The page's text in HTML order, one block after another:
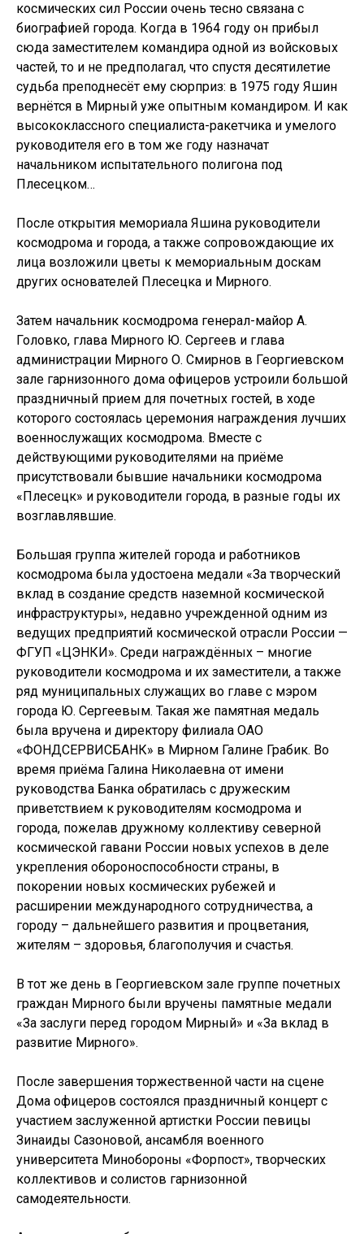
космических сил России очень тесно связана с
биографией города. Когда в 1964 году он прибыл
сюда заместителем командира одной из войсковых
частей, то и не предполагал, что спустя десятилетие
судьба преподнесёт ему сюрприз: в 1975 году Яшин
вернётся в Мирный уже опытным командиром. И как
высококлассного специалиста-ракетчика и умелого
руководителя его в том же году назначат
начальником испытательного полигона под
Плесецком…
После открытия мемориала Яшина руководители
космодрома и города, а также сопровождающие их
лица возложили цветы к мемориальным доскам
других основателей Плесецка и Мирного.
Затем начальник космодрома генерал-майор А.
Головко, глава Мирного Ю. Сергеев и глава
администрации Мирного О. Смирнов в Георгиевском
зале гарнизонного дома офицеров устроили большой
праздничный прием для почетных гостей, в ходе
которого состоялась церемония награждения лучших
военнослужащих космодрома. Вместе с
действующими руководителями на приёме
присутствовали бывшие начальники космодрома
«Плесецк» и руководители города, в разные годы их
возглавлявшие.
Большая группа жителей города и работников
космодрома была удостоена медали «За творческий
вклад в создание средств наземной космической
инфраструктуры», недавно учрежденной одним из
ведущих предприятий космической отрасли России —
ФГУП «ЦЭНКИ». Среди награждённых – многие
руководители космодрома и их заместители, а также
ряд муниципальных служащих во главе с мэром
города Ю. Сергеевым. Такая же памятная медаль
была вручена и директору филиала ОАО
«ФОНДСЕРВИСБАНК» в Мирном Галине Грабик. Во
время приёма Галина Николаевна от имени
руководства Банка обратилась с дружеским
приветствием к руководителям космодрома и
города, пожелав дружному коллективу северной
космической гавани России новых успехов в деле
укрепления обороноспособности страны, в
покорении новых космических рубежей и
расширении международного сотрудничества, а
городу – дальнейшего развития и процветания,
жителям – здоровья, благополучия и счастья.
В тот же день в Георгиевском зале группе почетных
граждан Мирного были вручены памятные медали
«За заслуги перед городом Мирный» и «За вклад в
развитие Мирного».
После завершения торжественной части на сцене
Дома офицеров состоялся праздничный концерт с
участием заслуженной артистки России певицы
Зинаиды Сазоновой, ансамбля военного
университета Минобороны «Форпост», творческих
коллективов и солистов гарнизонной
самодеятельности.